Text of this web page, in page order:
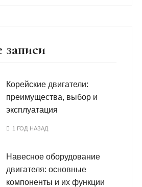
записи
Корейские двигатели:
преимущества, выбор и
эксплуатация
1 ГОД НАЗАД
Навесное оборудование
двигателя: основные
компоненты и их функции